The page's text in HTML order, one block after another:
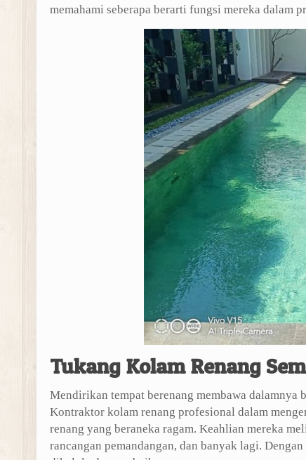
memahami seberapa berarti fungsi mereka dalam
Tukang Kolam Renang
Mendirikan tempat berenang membawa dalamnya
Kontraktor kolam renang profesional dalam
renang yang beraneka ragam. Keahlian mereka
rancangan pemandangan, dan banyak lagi.